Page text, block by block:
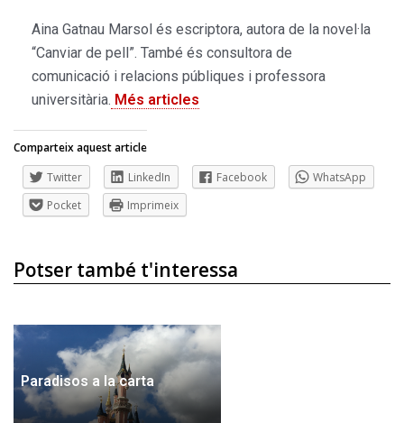
Aina Gatnau Marsol és escriptora, autora de la novel·la
“Canviar de pell”. També és consultora de
comunicació i relacions públiques i professora
universitària. Més articles
Comparteix aquest article
Twitter
LinkedIn Facebook
WhatsApp
Pocket
Imprimeix
Potser també t'interessa
Paradisos a la carta